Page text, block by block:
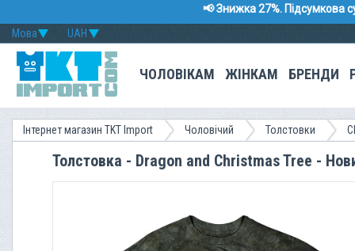
📢 Знижка 27%. Підсумкова
UAH
Мова
ЧОЛОВІКАМ ЖІНКАМ БРЕНДИ
Інтернет магазин TKT Import Чоловічий Толстовки
Толстовка - Dragon and Christmas Tree -